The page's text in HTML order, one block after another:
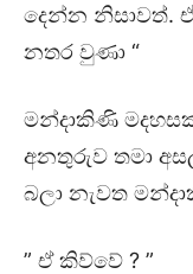
දෙන්න නිසාවත්.
නතර වුණා “
මන්දාකිණි
අනතුරුව තමා
බලා නැවත
” ඒ කිව්වේ ? ”